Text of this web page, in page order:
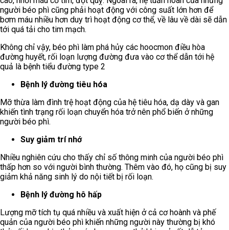
người béo phì cũng phải hoạt động với công suất lớn hơn để
bơm máu nhiều hơn duy trì hoạt động cơ thể, về lâu về dài sẽ dẫn
tới quá tải cho tim mạch.
Không chỉ vậy, béo phì làm phá hủy các hoocmon điều hòa
đường huyết, rối loạn lượng đường đưa vào cơ thể dẫn tới hệ
quả là bệnh tiểu đường type 2
Bệnh lý đường tiêu hóa
Mỡ thừa làm đình trệ hoạt động của hệ tiêu hóa, dạ dày và gan
khiến tình trạng rối loạn chuyển hóa trở nên phổ biến ở những
người béo phì.
Suy giảm trí nhớ
Nhiều nghiên cứu cho thấy chỉ số thông minh của người béo phì
thấp hơn so với người bình thường. Thêm vào đó, họ cũng bị suy
giảm khả năng sinh lý do nội tiết bị rối loạn.
Bệnh lý đường hô hấp
Lượng mỡ tích tụ quá nhiều và xuất hiện ở cả cơ hoành và phế
quản của người béo phì khiến những người này thường bị khó